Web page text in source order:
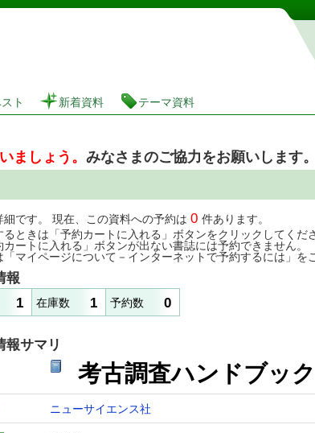
図書館 蔵書検索・予約システム
ト 新着資料 テーマ資料
ましょう。 みなさまのご協力をお願いします。
細です。 現在、この資料への予約は 0 件あります。
るときは「予約カートに入れる」ボタンをクリックしてく
カートに入れる」ボタンが出ない書誌には予約できません。
「マイページについて－インターネットで予約するには」を
報
1 在庫数 1 予約数 0
報サマリ
考古調査ハンドブ
ニューサイエンス社